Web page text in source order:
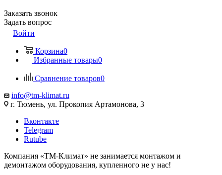
Заказать звонок
Задать вопрос
Войти
Корзина0
Избранные товары0
Сравнение товаров0
info@tm-klimat.ru
г. Тюмень, ул. Прокопия Артамонова, 3
Вконтакте
Telegram
Rutube
Компания «ТМ-Климат» не занимается монтажом и
демонтажом оборудования, купленного не у нас!